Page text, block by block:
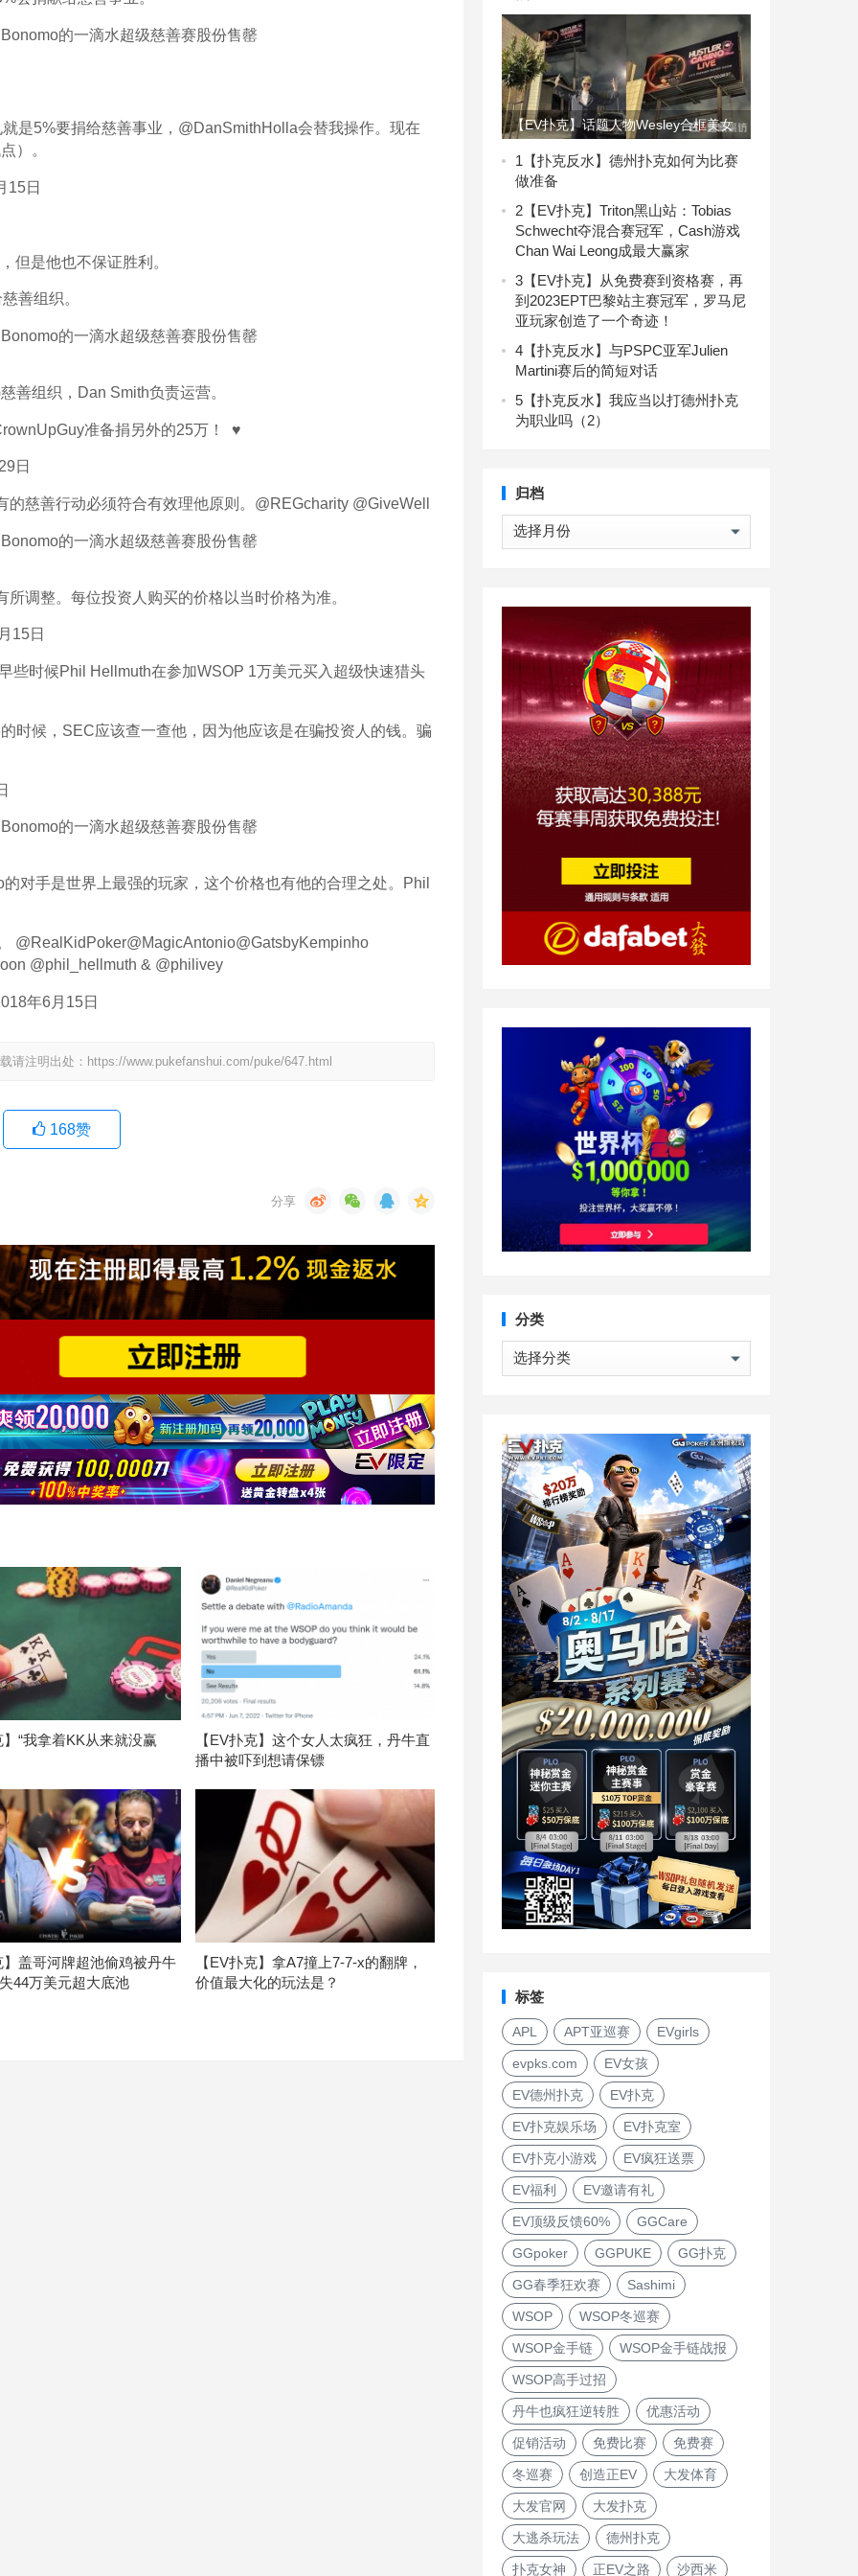
是5%要捐给慈善事业，@DanSmithHolla会替我操作。现在
）。
15日
但是他也不保证胜利。
善组织。
善组织，Dan Smith负责运营。
准备捐另外的25万！  ♥
日
慈善行动必须符合有效理他原则。@REGcharity @GiveWell
调整。每位投资人购买的价格以当时价格为准。
15日
些时候Phil Hellmuth在参加WSOP 1万美元买入超级快速猎头
时候，SEC应该查一查他，因为他应该是在骗投资人的钱。骗
对手是世界上最强的玩家，这个价格也有他的合理之处。Phil
@RealKidPoker@MagicAntonio@GatsbyKempinho
@phil_hellmuth & @philivey
年6月15日
请注明出处：https://www.pukefanshui.com/puke/647.html
168赞
“我拿着KK从来就没赢
【EV扑克】这个女人太疯狂，丹牛直
播中被吓到想请保镖
】盖哥河牌超池偷鸡被丹牛
44万美元超大底池
【EV扑克】拿A7撞上7-7-x的翻牌，
价值最大化的玩法是？
【EV扑克】话题人物Wesley合框美女
主播超狂采访 刷新你的扑克三观
1 【扑克反水】德州扑克如何为比赛
做准备
2 【EV扑克】Triton黑山站：Tobias
Schwecht夺混合赛冠军，Cash游戏
Chan Wai Leong成最大赢家
3 【EV扑克】从免费赛到资格赛，再
到2023EPT巴黎站主赛冠军，罗马尼
亚玩家创造了一个奇迹！
4 【扑克反水】与PSPC亚军Julien
Martini赛后的简短对话
5 【扑克反水】我应当以打德州扑克
为职业吗（2）
归档
归
分类
分
类
标签
APL APT亚巡赛 EVgirls
evpks.com EV女孩
EV德州扑克 EV扑克
EV扑克娱乐场 EV扑克室
EV扑克小游戏 EV疯狂送票
EV福利 EV邀请有礼
EV顶级反馈60% GGCare
GGpoker GGPUKE GG扑克
GG春季狂欢赛 Sashimi
WSOP WSOP冬巡赛
WSOP金手链 WSOP金手链战报
WSOP高手过招
丹牛也疯狂逆转胜 优惠活动
促销活动 免费比赛 免费赛
冬巡赛 创造正EV 大发体育
大发官网 大发扑克
大逃杀玩法 德州扑克
扑克女神 正EV之路 沙西米